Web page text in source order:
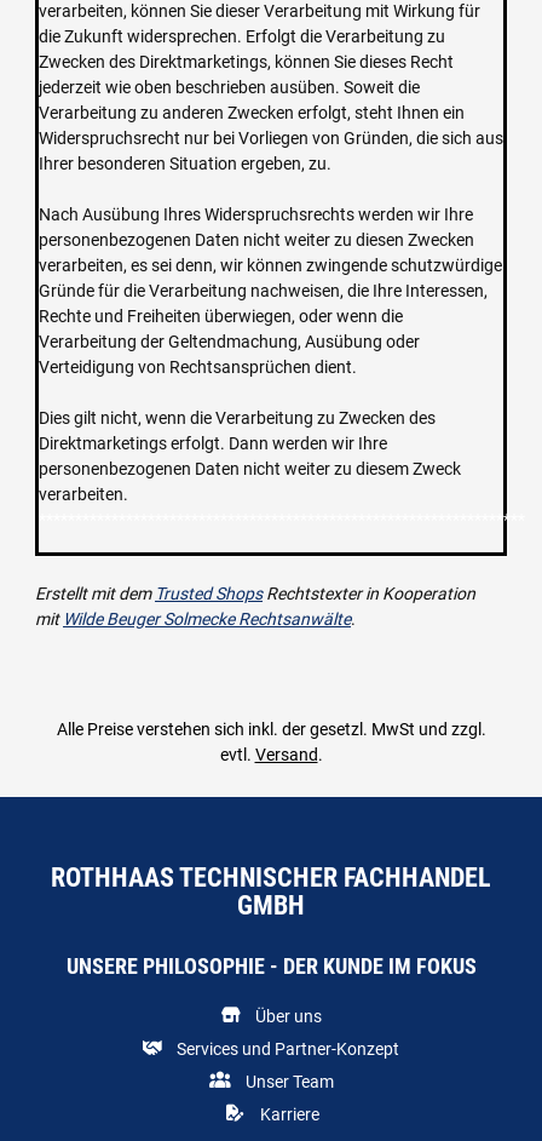
verarbeiten, können Sie dieser Verarbeitung mit Wirkung für
die Zukunft widersprechen. Erfolgt die Verarbeitung zu
Zwecken des Direktmarketings, können Sie dieses Recht
jederzeit wie oben beschrieben ausüben. Soweit die
Verarbeitung zu anderen Zwecken erfolgt, steht Ihnen ein
Widerspruchsrecht nur bei Vorliegen von Gründen, die sich aus
Ihrer besonderen Situation ergeben, zu.
Nach Ausübung Ihres Widerspruchsrechts werden wir Ihre
personenbezogenen Daten nicht weiter zu diesen Zwecken
verarbeiten, es sei denn, wir können zwingende schutzwürdige
Gründe für die Verarbeitung nachweisen, die Ihre Interessen,
Rechte und Freiheiten überwiegen, oder wenn die
Verarbeitung der Geltendmachung, Ausübung oder
Verteidigung von Rechtsansprüchen dient.
Dies gilt nicht, wenn die Verarbeitung zu Zwecken des
Direktmarketings erfolgt. Dann werden wir Ihre
personenbezogenen Daten nicht weiter zu diesem Zweck
verarbeiten.
*******************************************************************
Erstellt mit dem Trusted ShopsRechtstexter in Kooperation
mit Wilde Beuger Solmecke Rechtsanwälte.
Alle Preise verstehen sich inkl. der gesetzl. MwSt und zzgl.
evtl. Versand.
ROTHHAAS TECHNISCHER FACHHANDEL
GMBH
UNSERE PHILOSOPHIE - DER KUNDE IM FOKUS
Über uns
Services und Partner-Konzept
Unser Team
Karriere